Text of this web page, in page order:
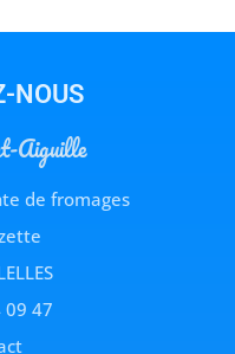
NOUS
Aiguille
de fromages
09 47